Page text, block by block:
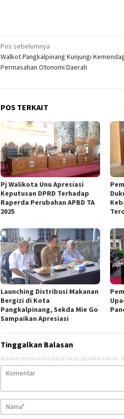
Navigasi
pos
Pos sebelumnya
Walkot Pangkalpinang Kunjungi
Permasahan Otonomi Daerah
POS TERKAIT
Pj Walikota Unu Apresiasi
Keputusan DPRD Terhadap
Raperda Perubahan APBD TA
2025
Launching Distribusi Makanan
Bergizi di Kota
Pangkalpinang, Sekda Mie Go
Sampaikan Apresiasi
Tinggalkan Balasan
Alamat email Anda tidak akan dipublikasikan.